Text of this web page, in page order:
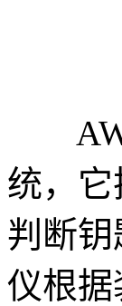
统，
判断
仪根